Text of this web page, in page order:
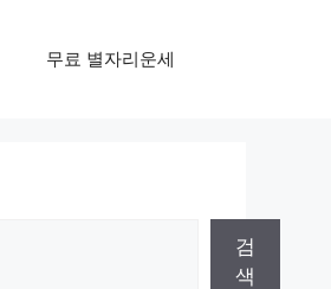
무료 별자리운세
검
색